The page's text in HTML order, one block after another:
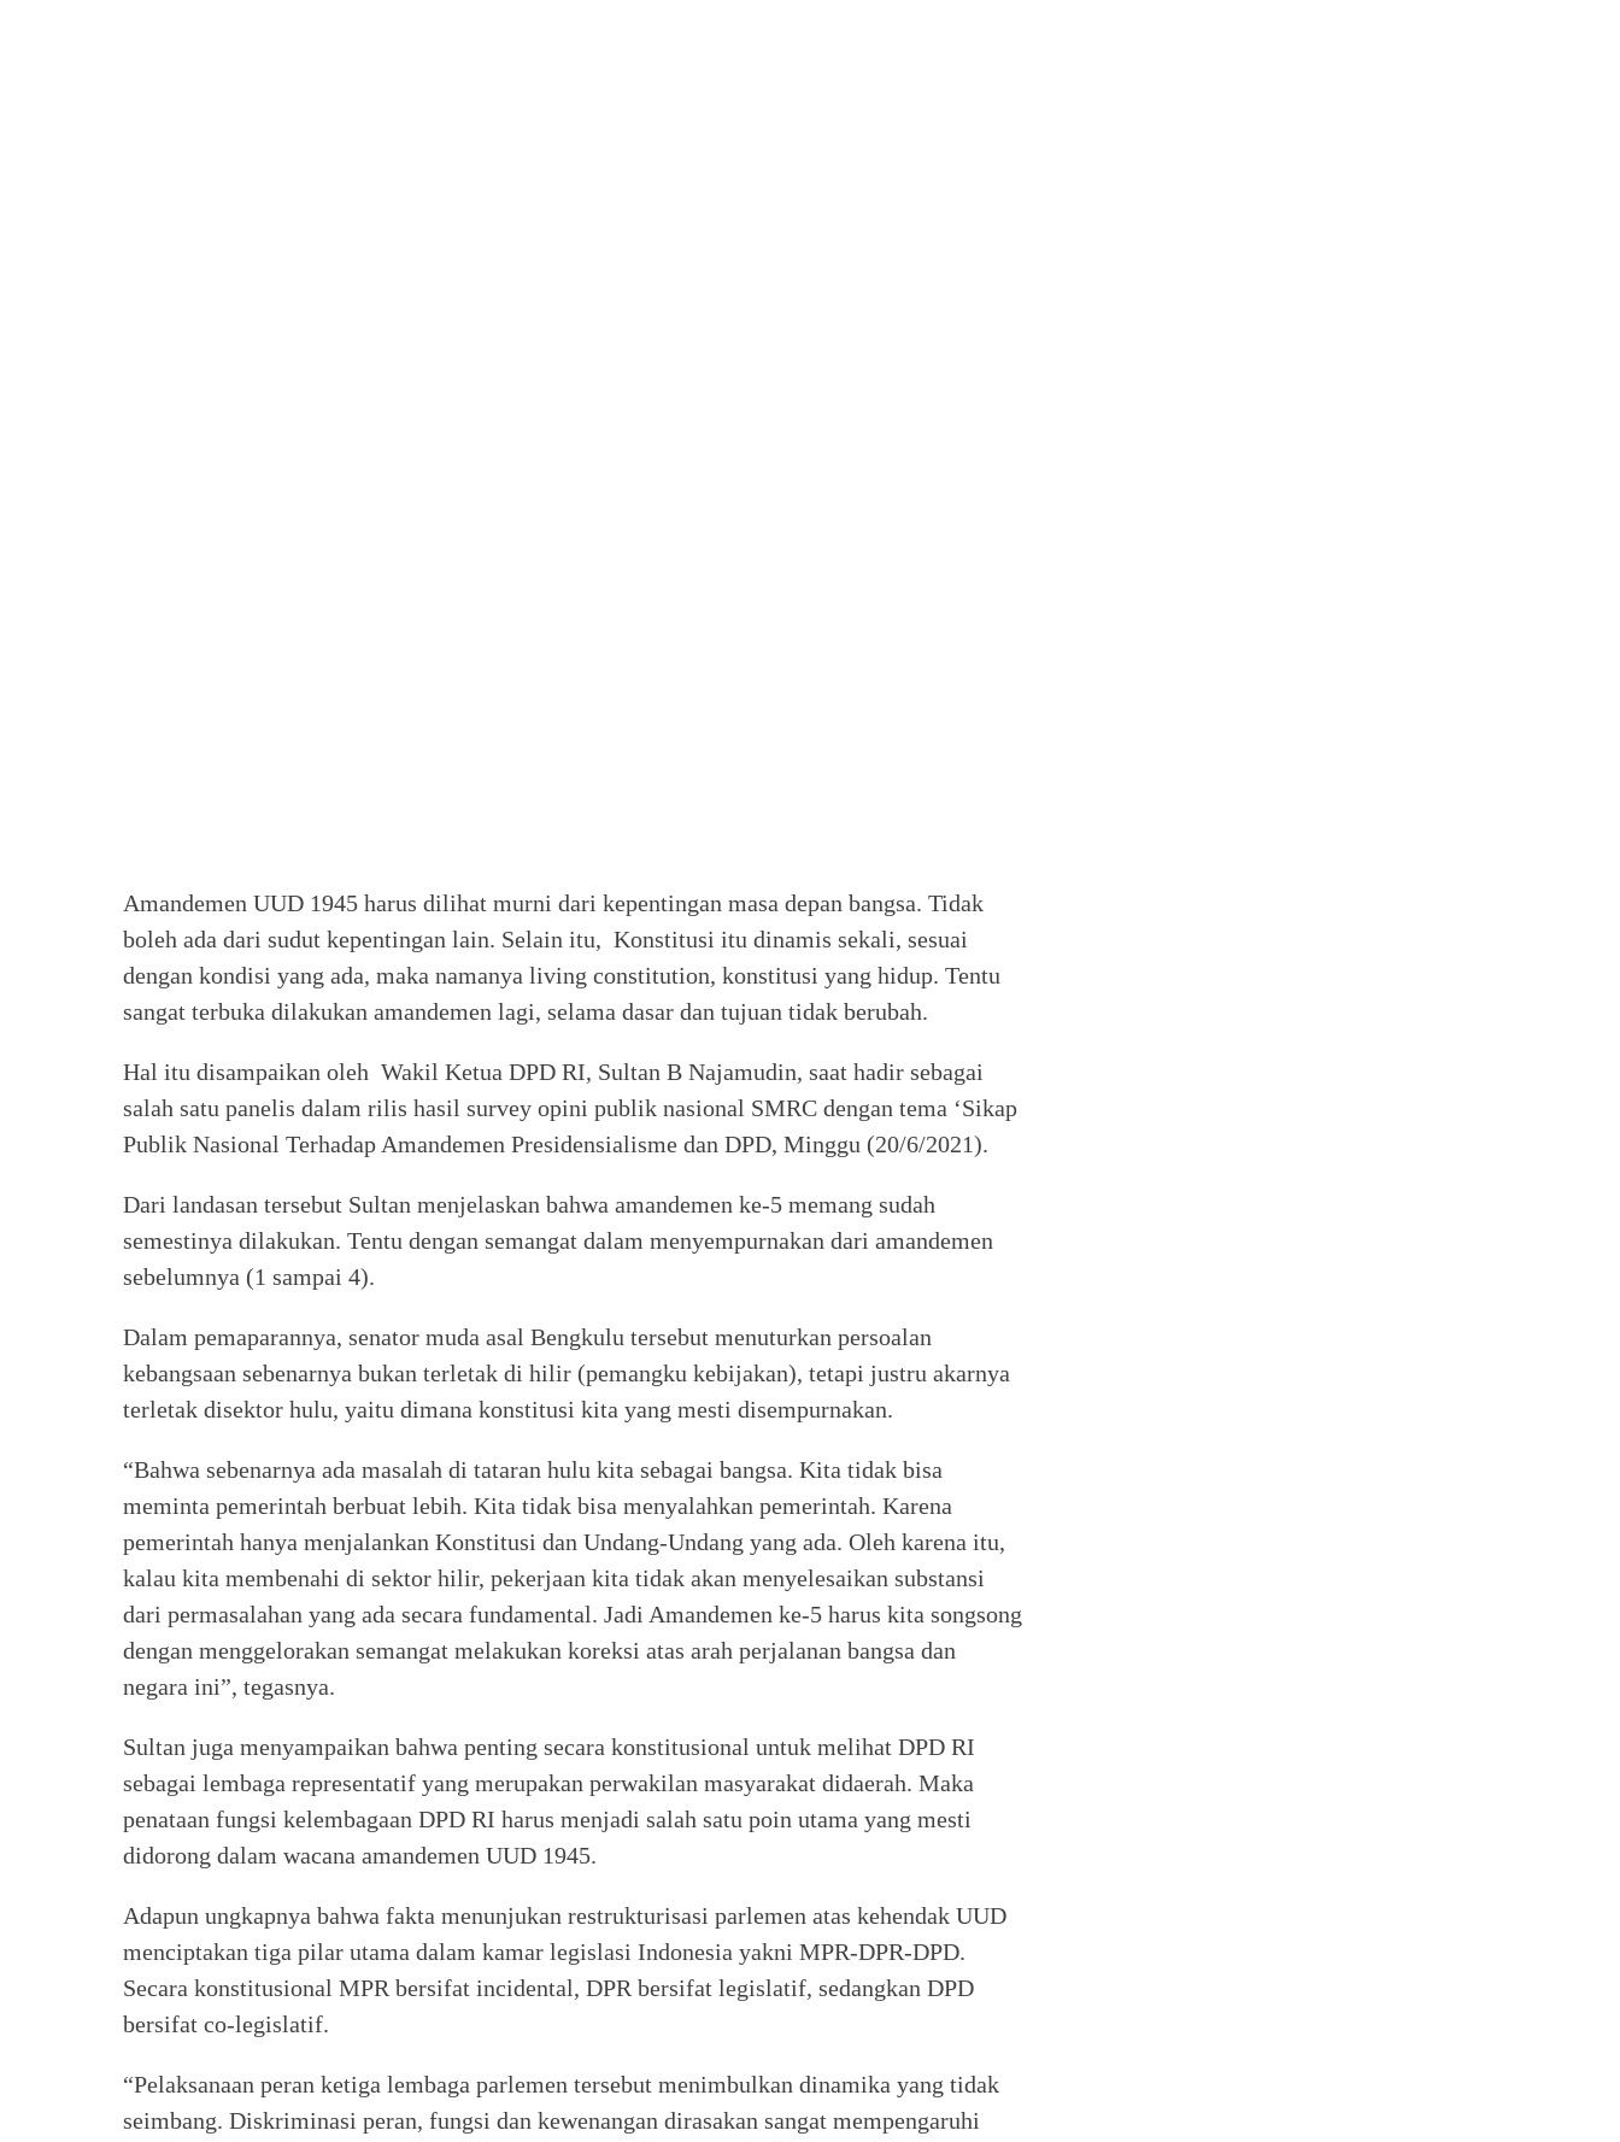
Amandemen UUD 1945 harus dilihat murni dari kepentingan masa depan bangsa. Tidak
boleh ada dari sudut kepentingan lain. Selain itu, Konstitusi itu dinamis sekali, sesuai
dengan kondisi yang ada, maka namanya living constitution, konstitusi yang hidup. Tentu
sangat terbuka dilakukan amandemen lagi, selama dasar dan tujuan tidak berubah.
Hal itu disampaikan oleh Wakil Ketua DPD RI, Sultan B Najamudin, saat hadir sebagai
salah satu panelis dalam rilis hasil survey opini publik nasional SMRC dengan tema ‘Sikap
Publik Nasional Terhadap Amandemen Presidensialisme dan DPD, Minggu (20/6/2021).
Dari landasan tersebut Sultan menjelaskan bahwa amandemen ke-5 memang sudah
semestinya dilakukan. Tentu dengan semangat dalam menyempurnakan dari amandemen
sebelumnya (1 sampai 4).
Dalam pemaparannya, senator muda asal Bengkulu tersebut menuturkan persoalan
kebangsaan sebenarnya bukan terletak di hilir (pemangku kebijakan), tetapi justru akarnya
terletak disektor hulu, yaitu dimana konstitusi kita yang mesti disempurnakan.
“Bahwa sebenarnya ada masalah di tataran hulu kita sebagai bangsa. Kita tidak bisa
meminta pemerintah berbuat lebih. Kita tidak bisa menyalahkan pemerintah. Karena
pemerintah hanya menjalankan Konstitusi dan Undang-Undang yang ada. Oleh karena itu,
kalau kita membenahi di sektor hilir, pekerjaan kita tidak akan menyelesaikan substansi
dari permasalahan yang ada secara fundamental. Jadi Amandemen ke-5 harus kita songsong
dengan menggelorakan semangat melakukan koreksi atas arah perjalanan bangsa dan
negara ini”, tegasnya.
Sultan juga menyampaikan bahwa penting secara konstitusional untuk melihat DPD RI
sebagai lembaga representatif yang merupakan perwakilan masyarakat didaerah. Maka
penataan fungsi kelembagaan DPD RI harus menjadi salah satu poin utama yang mesti
didorong dalam wacana amandemen UUD 1945.
Adapun ungkapnya bahwa fakta menunjukan restrukturisasi parlemen atas kehendak UUD
menciptakan tiga pilar utama dalam kamar legislasi Indonesia yakni MPR-DPR-DPD.
Secara konstitusional MPR bersifat incidental, DPR bersifat legislatif, sedangkan DPD
bersifat co-legislatif.
“Pelaksanaan peran ketiga lembaga parlemen tersebut menimbulkan dinamika yang tidak
seimbang. Diskriminasi peran, fungsi dan kewenangan dirasakan sangat mempengaruhi